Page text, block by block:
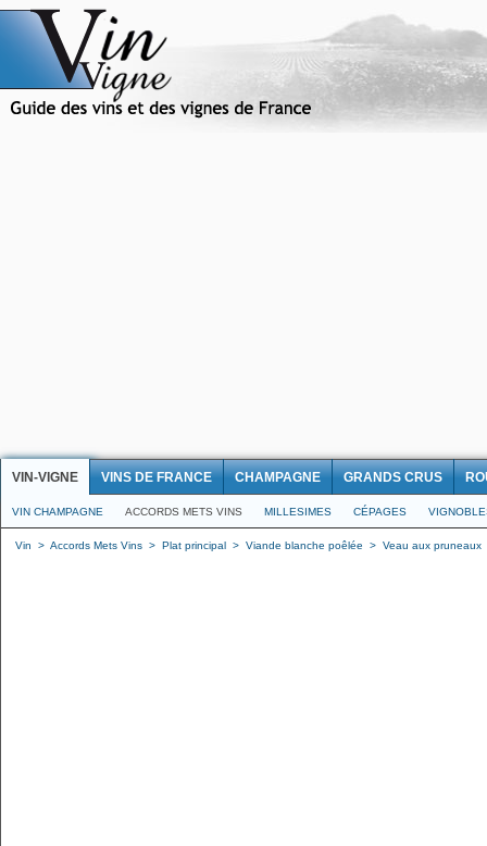
VIN-VIGNE VINS DE FRANCE CHAMPAGNE GRANDS CRUS
VIN CHAMPAGNE ACCORDS METS VINS MILLESIMES CÉPAGES
Vin > Accords Mets Vins > Plat principal > Viande blanche poêlée > Veau aux pruneaux